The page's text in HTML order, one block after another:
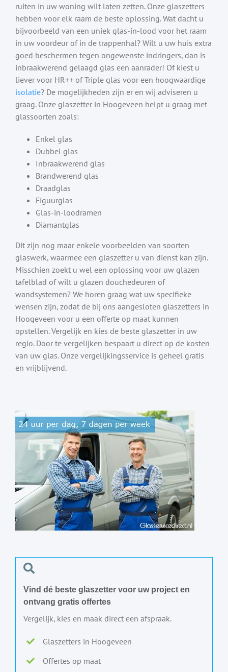
ruiten in uw woning wilt laten zetten. Onze glaszetters
hebben voor elk raam de beste oplossing. Wat dacht u
bijvoorbeeld van een uniek glas-in-lood voor het raam
in uw voordeur of in de trappenhal? Wilt u uw huis extra
goed beschermen tegen ongewenste indringers, dan is
inbraakwerend gelaagd glas een aanrader! Of kiest u
liever voor HR++ of Triple glas voor een hoogwaardige
isolatie? De mogelijkheden zijn er en wij adviseren u
graag. Onze glaszetter in Hoogeveen helpt u graag met
glassoorten zoals:
Enkel glas
Dubbel glas
Inbraakwerend glas
Brandwerend glas
Draadglas
Figuurglas
Glas-in-loodramen
Diamantglas
Dit zijn nog maar enkele voorbeelden van soorten
glaswerk, waarmee een glaszetter u van dienst kan zijn.
Misschien zoekt u wel een oplossing voor uw glazen
tafelblad of wilt u glazen douchedeuren of
wandsystemen? We horen graag wat uw specifieke
wensen zijn, zodat de bij ons aangesloten glaszetters in
Hoogeveen voor u een offerte op maat kunnen
opstellen. Vergelijk en kies de beste glaszetter in uw
regio. Door te vergelijken bespaart u direct op de kosten
van uw glas. Onze vergelijkingsservice is geheel gratis
en vrijblijvend.
Vind dé beste glaszetter voor uw project en
ontvang gratis offertes
Vergelijk, kies en maak direct een afspraak.
Glaszetters in Hoogeveen
Offertes op maat